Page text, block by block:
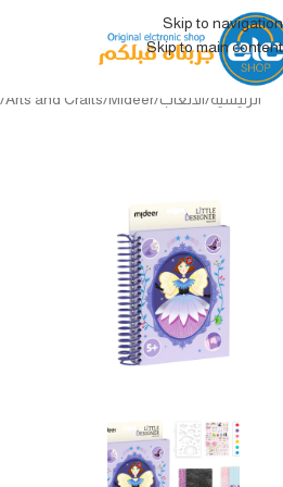
Skip to navigation
Skip to main content
الرئيسية/الألعاب/
Mideer
/
Arts and Crafts
/